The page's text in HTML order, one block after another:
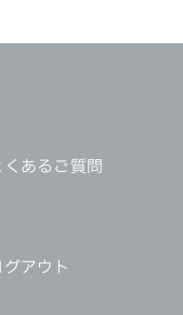
くあるご質問
グアウト